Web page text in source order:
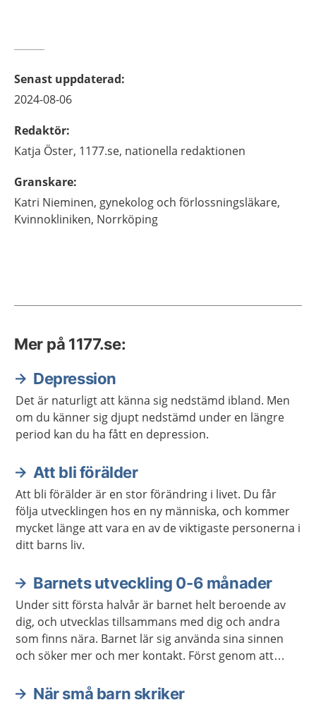
Senast uppdaterad:
2024-08-06
Redaktör:
Katja Öster, 1177.se, nationella redaktionen
Granskare:
Katri Nieminen, gynekolog och förlossningsläkare,
Kvinnokliniken, Norrköping
Mer på 1177.se:
Depression
Det är naturligt att känna sig nedstämd ibland. Men
om du känner sig djupt nedstämd under en längre
period kan du ha fått en depression.
Att bli förälder
Att bli förälder är en stor förändring i livet. Du får
följa utvecklingen hos en ny människa, och kommer
mycket länge att vara en av de viktigaste personerna i
ditt barns liv.
Barnets utveckling 0-6 månader
Under sitt första halvår är barnet helt beroende av
dig, och utvecklas tillsammans med dig och andra
som finns nära. Barnet lär sig använda sina sinnen
och söker mer och mer kontakt. Först genom att
Barnet blir stabilare i kroppen och kan allt mer styra
När små barn skriker